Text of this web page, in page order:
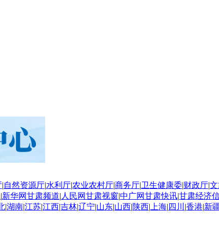
|自然资源厅|水利厅|农业农村厅|商务厅|卫生健康委|财政厅|
|新华网甘肃频道| 人民网甘肃视窗|中广网甘肃快讯|甘肃经济
|湖南|江苏|江西|吉林|辽宁|山东|山西|陕西| 上海| 四川 |香港|新